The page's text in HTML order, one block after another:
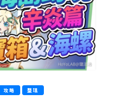
攻略 整理